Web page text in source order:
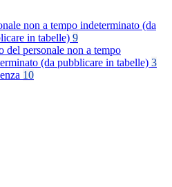
non a tempo indeterminato (da
in tabelle) 9
del personale non a tempo
(da pubblicare in tabelle) 3
10